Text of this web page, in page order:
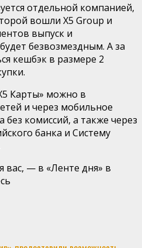
отдельной компанией,
вошли X5 Group и
выпуск и
безвозмездным. А за
кешбэк в размере 2
Карты» можно в
и через мобильное
комиссий, а также через
банка и Систему
вас, — в «Ленте дня» в